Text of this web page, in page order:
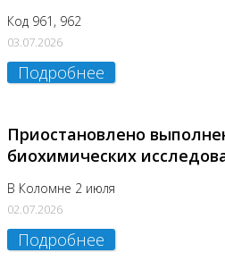
Код 961, 962
03.07.2026
Подробнее
Приостановлено
биохимических
В Коломне 2 июля
02.07.2026
Подробнее